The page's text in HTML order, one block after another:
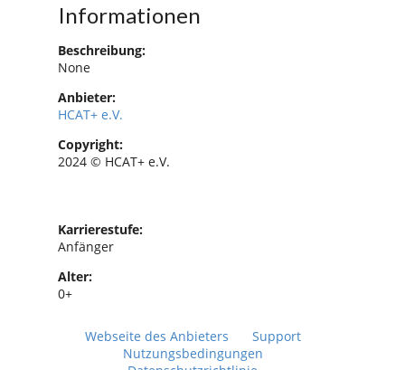
Informationen
Beschreibung:
None
Anbieter:
HCAT+ e.V.
Copyright:
2024 © HCAT+ e.V.
Karrierestufe:
Anfänger
Alter:
0+
Webseite des Anbieters
Support
Nutzungsbedingungen